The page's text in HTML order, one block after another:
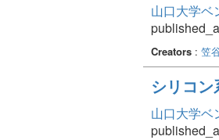
山口大学ベ
Creators : 笠
シリコ
山口大学ベ